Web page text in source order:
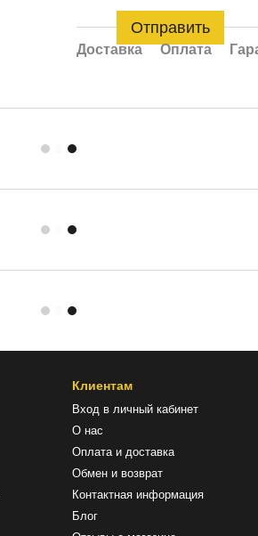
Отправить
Доставка Оплата
Клиентам
Вход в личный кабинет
О нас
Оплата и доставка
Обмен и возврат
Контактная информация
Блог